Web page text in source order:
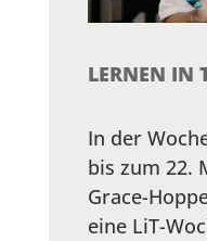
LERNEN IN
In der
bis zum 22.
Grace-
eine LiT-